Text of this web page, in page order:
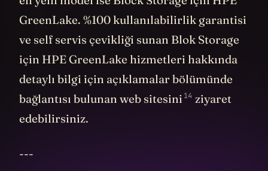
GreenLake. %100 kullanılabilirlik garantisi
ve self servis çevikliği sunan Blok Storage
için HPE GreenLake hizmetleri hakkında
detaylı bilgi için açıklamalar bölümünde
bağlantısı bulunan web sitesini 14 ziyaret
edebilirsiniz.
---